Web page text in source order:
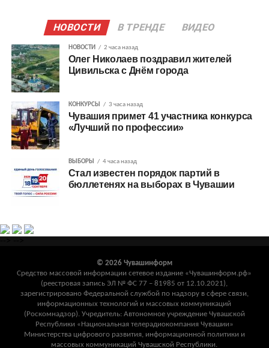
НОВОСТИ В ТРЕНДЕ ВИДЕО
НОВОСТИ 2 часа назад
Олег Николаев поздравил жителей
Цивильска с Днём города
КОНКУРСЫ 3 часа назад
Чувашия примет 41 участника конкурса
«Лучший по профессии»
ВЫБОРЫ 4 часа назад
Стал известен порядок партий в
бюллетенях на выборах в Чувашии
© 2026 Чувашинформ
Средство массовой информации сетевое издание «Чувашинформ.рф»
(реестровая запись ЭЛ № ФС 77 – 81985 от 12.10.2021),
зарегистрировано Федеральной службой по надзору в сфере связи,
информационных технологий и массовых коммуникаций
(Роскомнадзор). Учредитель: Автономное учреждение Чувашской
Республики «Национальная телерадиокомпания Чувашии»
Министерства цифрового развития, информационной политики и
массовых коммуникаций Чувашской Республики.